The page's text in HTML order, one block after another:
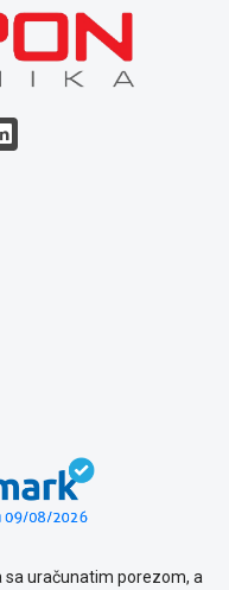
sa uračunatim porezom, a